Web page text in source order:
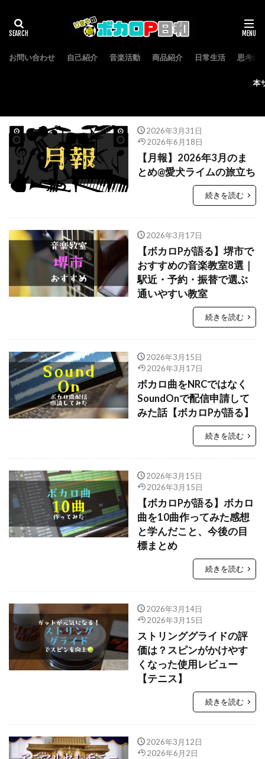
お問い合わせ 自己紹介 音楽活動 商品紹介 日常生活 思考回
本サイト
2026年3月31日
2026年6月18日
【月報】2026年3月のま
とめ@愛犬ライムの旅立ち
続きを読む
2026年3月17日
【ボカロPが語る】堺市で
おすすめの音楽教室8選｜
駅近・予約・振替で選ぶ
通いやすい教室
続きを読む
2026年3月15日
2026年3月17日
ボカロ曲をNRCではなく
SoundOnで配信申請して
みた話【ボカロPが語る】
続きを読む
2026年3月15日
2026年3月15日
【ボカロPが語る】ボカロ
曲を10曲作ってみた感想
と学んだこと、今後の目
標まとめ
続きを読む
2026年3月14日
2026年3月15日
ストリンググライドの評
価は？スピンがかけやす
くなった使用レビュー
【テニス】
続きを読む
2026年3月12日
2026年6月2日